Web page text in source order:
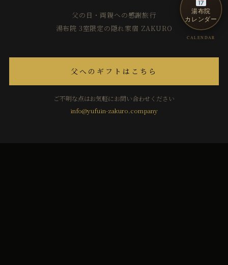
父の日・両親への感謝旅行
湯布院 3室限定の隠れ家宿 ZAKURO
父へのギフトはこちら
ご不明な点はお気軽にお問い合わせください
info@yufuin-zakuro.company
湯布院
カレンダー
CALENDAR